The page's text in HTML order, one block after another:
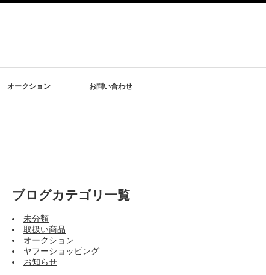
オークション お問い合わせ
ブログカテゴリ一覧
未分類
取扱い商品
オークション
ヤフーショッピング
お知らせ